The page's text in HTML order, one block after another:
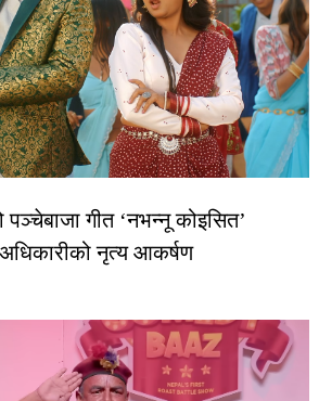
पञ्चेबाजा गीत ‘नभन्नू कोइसित’
नृत्य आकर्षण